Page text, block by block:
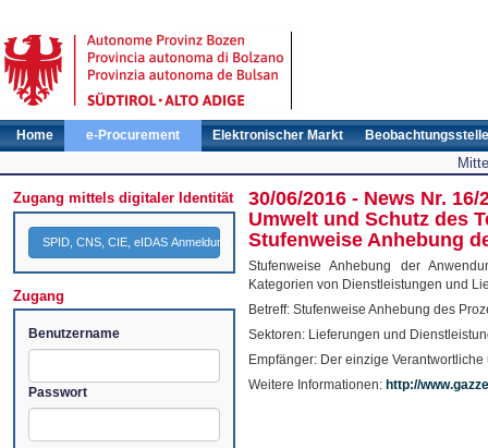
Home e-Procurement Elektronischer Markt Beobachtungsstelle
Zugang mittels digitaler Identität
SPID, CNS, CIE, eIDAS Anmeldung
Zugang
Benutzername
Passwort
30/06/2016 - News Nr.
Umwelt und Schutz des
Stufenweise Anhebung
Stufenweise Anhebung der
Kategorien von Dienstleistungen und
Betreff: Stufenweise Anhebung des
Sektoren: Lieferungen und
Empfänger: Der einzige
Weitere Informationen: http://